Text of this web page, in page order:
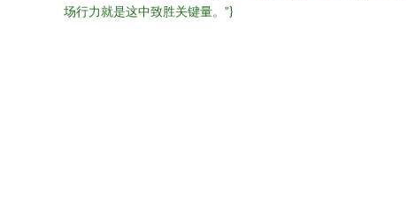
场行力就是这中致胜关键量。”}